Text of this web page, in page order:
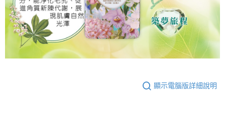
顯示電腦版詳細說明